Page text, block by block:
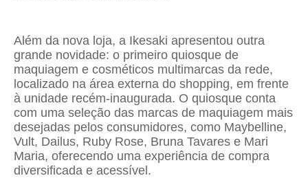
Além da nova loja, a Ikesaki apresentou outra
grande novidade: o primeiro quiosque de
maquiagem e cosméticos multimarcas da rede,
localizado na área externa do shopping, em frente
à unidade recém-inaugurada. O quiosque conta
com uma seleção das marcas de maquiagem mais
desejadas pelos consumidores, como Maybelline,
Vult, Dailus, Ruby Rose, Bruna Tavares e Mari
Maria, oferecendo uma experiência de compra
diversificada e acessível.